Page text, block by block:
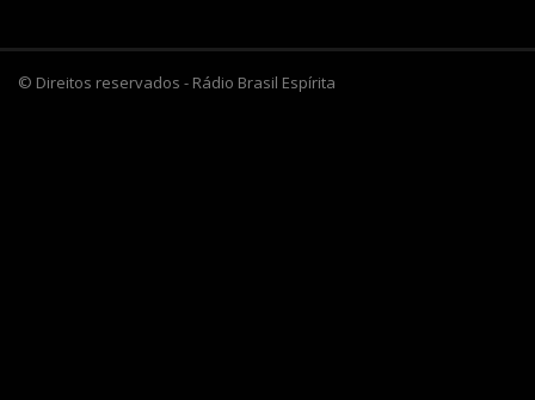
© Direitos reservados - Rádio Brasil Espírita